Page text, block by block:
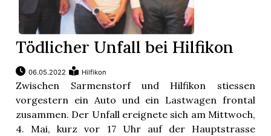
Tödlicher Unfall bei Hilfikon
06.05.2022 Hilfikon
Zwischen Sarmenstorf und Hilfikon stiessen
vorgestern ein Auto und ein Lastwagen frontal
zusammen. Der Unfall ereignete sich am Mittwoch,
4. Mai, kurz vor 17 Uhr auf der Hauptstrasse